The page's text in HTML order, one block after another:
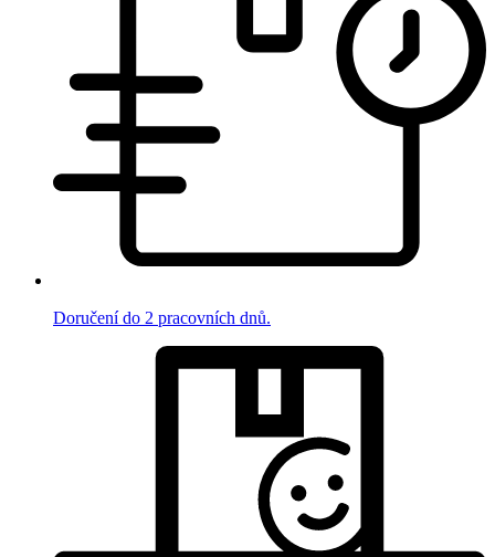
Doručení do 2 pracovních dnů.